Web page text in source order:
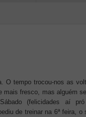
O tempo trocou-nos as
mais fresco, mas alguém
(felicidades aí pró
de treinar na 6ª feira, o